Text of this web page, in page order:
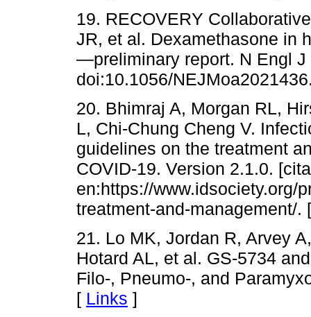
19. RECOVERY
JR, et al. Dexamethasone in
—preliminary report. N Engl J
doi:10.1056/
20. Bhimraj A, Morgan RL,
L, Chi-Chung Cheng V.
guidelines on the treatment
COVID-19. Version 2.1.0.
en:https://www.idsociety.org/
treatment-and-management/.
21. Lo MK, Jordan R, Arvey
Hotard AL, et al. GS-5734
Filo-, Pneumo-, and
[ Links ]